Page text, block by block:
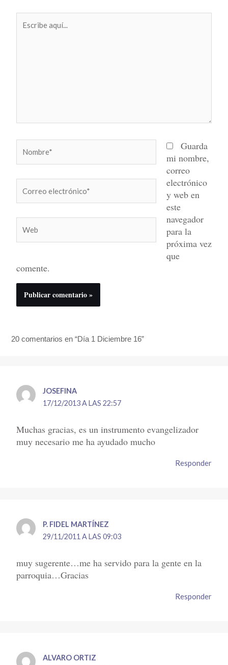
aquí...
electrónico*
Guarda
mi nombre,
correo
electrónico
y web en
este
navegador
para la
próxima vez
que
comente.
20 comentarios en “Día 1 Diciembre 16”
JOSEFINA
17/12/2013 A LAS 22:57
Muchas gracias, es un instrumento evangelizador
muy necesario me ha ayudado mucho
Responder
P. FIDEL MARTÍNEZ
29/11/2011 A LAS 09:03
muy sugerente…me ha servido para la gente en la
parroquia…Gracias
Responder
ALVARO ORTIZ